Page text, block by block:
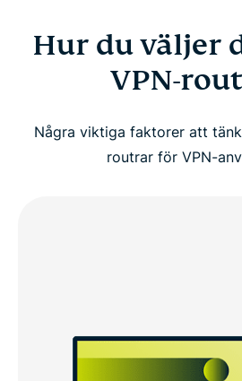
Hur du väljer
VPN-
Några viktiga faktorer att
routrar för VPN-